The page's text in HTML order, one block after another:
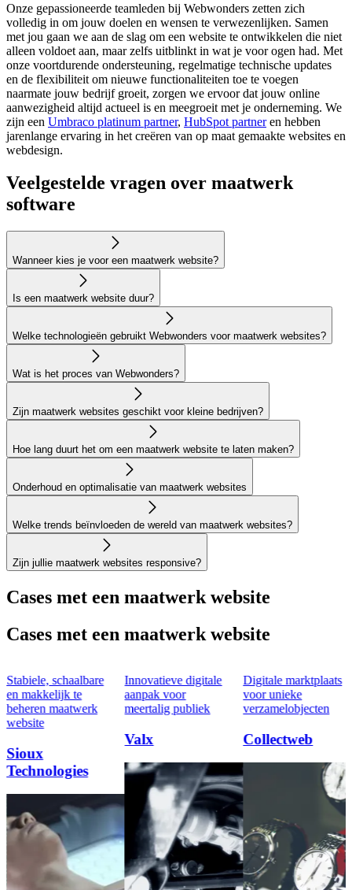
Onze gepassioneerde teamleden bij Webwonders zetten zich
volledig in om jouw doelen en wensen te verwezenlijken. Samen
met jou gaan we aan de slag om een website te ontwikkelen die niet
alleen voldoet aan, maar zelfs uitblinkt in wat je voor ogen had. Met
onze voortdurende ondersteuning, regelmatige technische updates
en de flexibiliteit om nieuwe functionaliteiten toe te voegen
naarmate jouw bedrijf groeit, zorgen we ervoor dat jouw online
aanwezigheid altijd actueel is en meegroeit met je onderneming. We
zijn een Umbraco platinum partner, HubSpot partneren hebben
jarenlange ervaring in het creëren van op maat gemaakte websites en
webdesign.
Veelgestelde vragen over maatwerk
software
Wanneer kies je voor een maatwerk website?
Is een maatwerk website duur?
Welke technologieën gebruikt Webwonders voor maatwerk websites?
Wat is het proces van Webwonders?
Zijn maatwerk websites geschikt voor kleine bedrijven?
Hoe lang duurt het om een maatwerk website te laten maken?
Onderhoud en optimalisatie van maatwerk websites
Welke trends beïnvloeden de wereld van maatwerk websites?
Zijn jullie maatwerk websites responsive?
Cases met een maatwerk website
Cases met een maatwerk website
Stabiele, schaalbare
en makkelijk te
beheren maatwerk
website
Sioux
Technologies
Innovatieve digitale
aanpak voor
meertalig publiek
Valx
Digitale marktplaats
voor unieke
verzamelobjecten
Collectweb